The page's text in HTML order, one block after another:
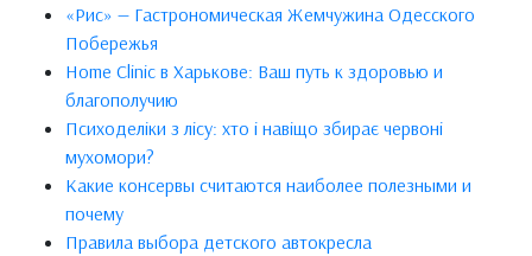
«Рис» — Гастрономическая Жемчужина Одесского
Побережья
Home Clinic в Харькове: Ваш путь к здоровью и
благополучию
Психоделіки з лісу: хто і навіщо збирає червоні
мухомори?
Какие консервы считаются наиболее полезными и
почему
Правила выбора детского автокресла